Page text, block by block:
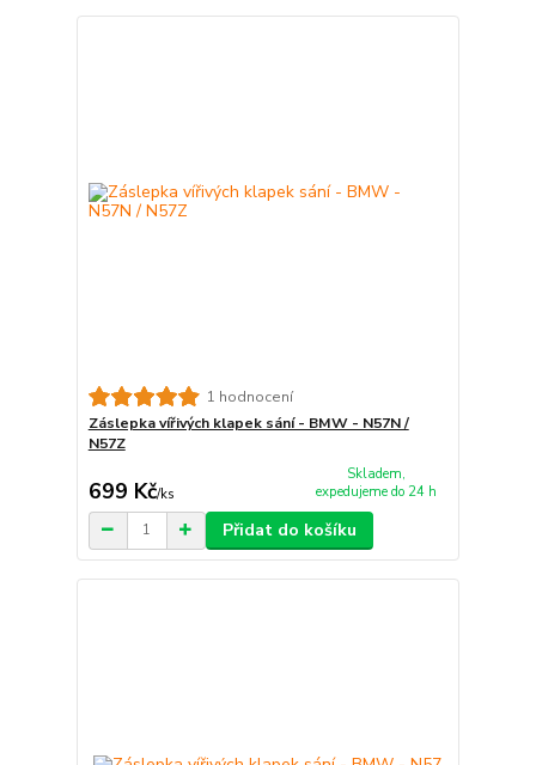
1 hodnocení
Záslepka vířivých klapek sání - BMW - N57N /
N57Z
699 Kč/ks
Skladem,
expedujeme do 24 h
Přidat do košíku